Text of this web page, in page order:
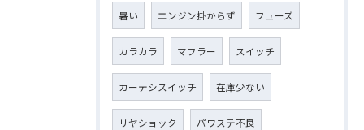
暑い エンジン掛からず フューズ
カラカラ マフラー スイッチ
カーテシスイッチ 在庫少ない
リヤショック パワステ不良